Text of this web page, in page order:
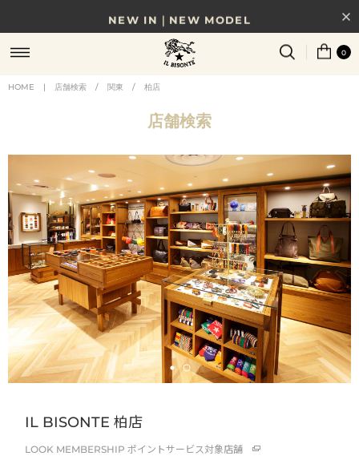
NEW IN｜NEW MODEL
8/17(月)10時まで｜税込11,000円以上で送料無料
贈る相手やシーンから選べる、新しいギフトガイド
NEW IN｜COLOR LEATHER
0
HOME | 店舗検索 / 関東 / 柏店
店舗検索
IL BISONTE 柏店
LOOK MEMBERSHIP ポイントサービス対象店舗